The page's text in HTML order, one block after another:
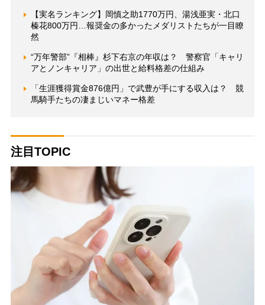
【実名ランキング】岡慎之助1770万円、湯浅亜実・北口
榛花800万円…報奨金の多かったメダリストたちが一目瞭
然
“万年警部”『相棒』杉下右京の年収は？ 警察官「キャリ
アとノンキャリア」の出世と給料格差の仕組み
「生涯獲得賞金876億円」で武豊が手にする収入は？ 競
馬騎手たちの凄まじいマネー格差
注目TOPIC